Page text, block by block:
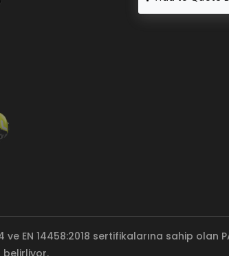
ve EN 14458:2018 sertifikalarına sahip